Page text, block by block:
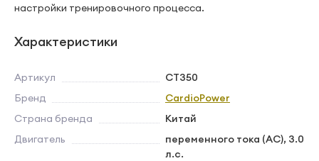
настройки тренировочного процесса.
Характеристики
Артикул
CT350
Бренд
CardioPower
Страна бренда
Китай
Двигатель
переменного тока (AC), 3.0
л.с.